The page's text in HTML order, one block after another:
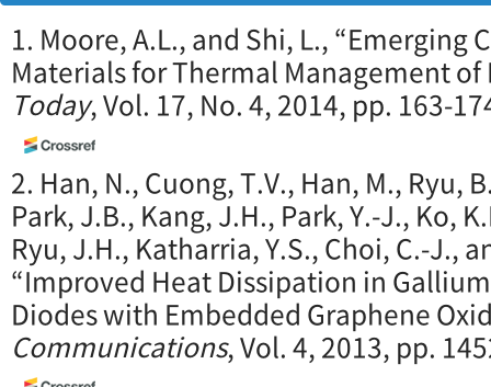
1. Moore, A.L., and Shi, L., “Emerging
Materials for Thermal Management
Today, Vol. 17, No. 4, 2014, pp. 163-
2. Han, N., Cuong, T.V., Han, M., Ryu,
Park, J.B., Kang, J.H., Park, Y.-J., Ko,
Ryu, J.H., Katharria, Y.S., Choi, C.-J.,
“Improved Heat Dissipation in
Diodes with Embedded Graphene
Communications, Vol. 4, 2013, pp.